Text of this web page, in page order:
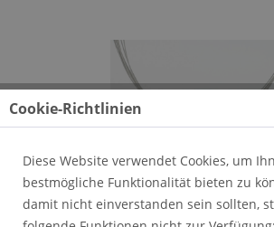
Cookie-Richtlinien
Diese Website verwendet Cookies, um
bestmögliche Funktionalität bieten zu
damit nicht einverstanden sein sollten,